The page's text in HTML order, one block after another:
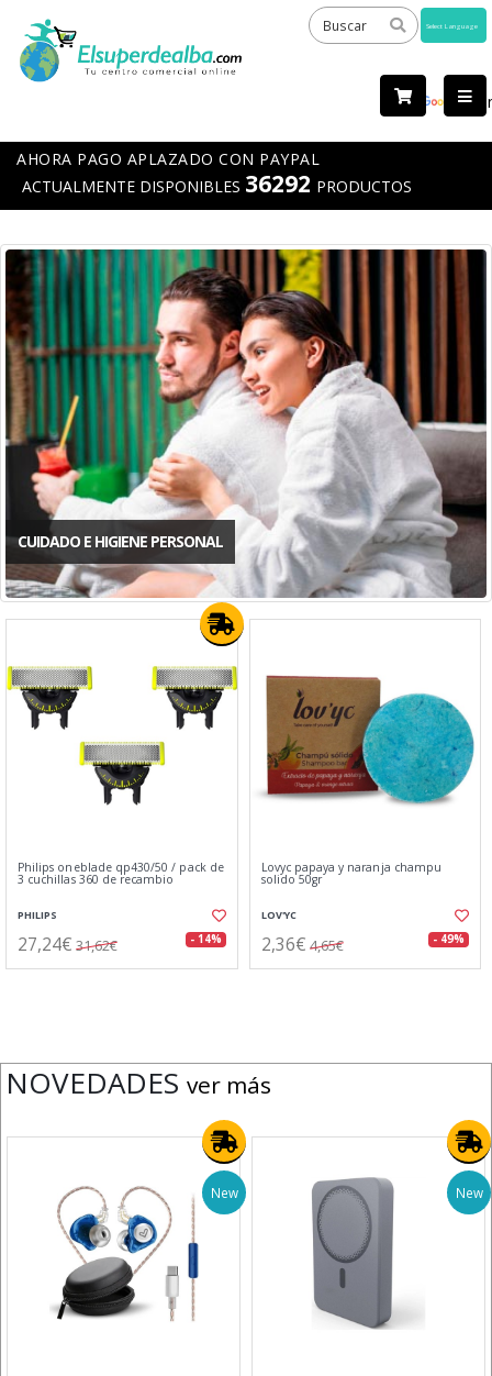
by
AHORA PAGO APLAZADO CON PAYPAL
ACTUALMENTE DISPONIBLES 36292 PRODUCTOS
CUIDADO E HIGIENE PERSONAL
Philips oneblade qp430/50 / pack de
3 cuchillas 360 de recambio
PHILIPS
27,24€ 31,62€ - 14%
Lovyc papaya y naranja champu
solido 50gr
LOV'YC
2,36€ 4,65€ - 49%
NOVEDADES ver más
New New